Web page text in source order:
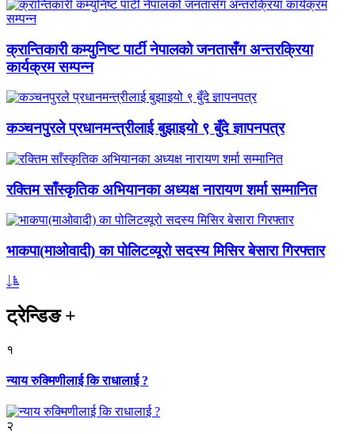
क्रान्तिकारी कम्युनिष्ट पार्टी नेपालको जनतासँग अन्तरक्रिया
कार्यक्रम सम्पन्न
कञ्चनपुरले प्रधानमन्त्रीलाई बुझाइयो ९ बुँदे ज्ञापनपत्र
रक्तिम साँस्कृतिक अभियानका अध्यक्ष नारायण शर्मा सम्मानित
भाकपा(माओवादी) का पोलिटव्यूरो सदस्य मिसिर बेसारा गिरफ्तार
ट्रेन्डिङ+
१
न्याय रुक्मिणीलाई कि राधालाई ?
२